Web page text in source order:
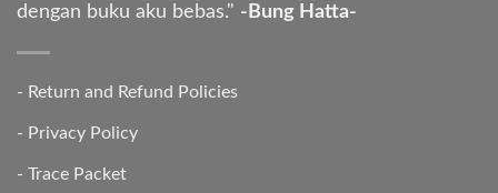
dengan buku aku bebas." -Bung Hatta-
- Return and Refund Policies
- Privacy Policy
- Trace Packet